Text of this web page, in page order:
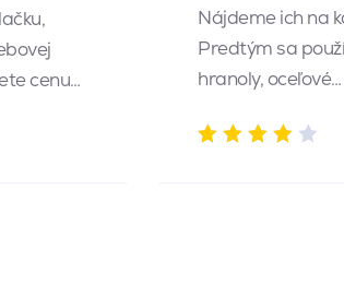
cenu…
Nájdeme ich na
Predtým sa
hranoly, oceľové…